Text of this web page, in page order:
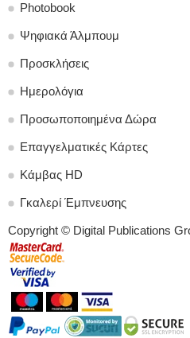
Photobook
Ψηφιακά Άλμπουμ
Προσκλήσεις
Ημερολόγια
Προσωποποιημένα Δώρα
Επαγγελματικές Κάρτες
Κάμβας HD
Γκαλερί Έμπνευσης
Copyright © Digital Publications